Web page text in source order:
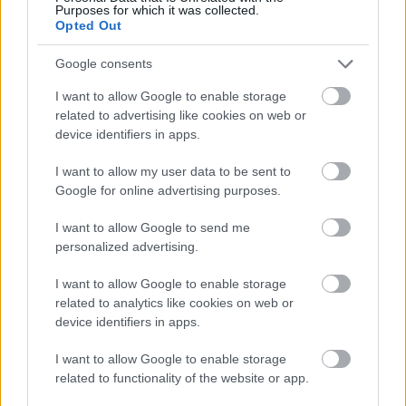
Purposes for which it was collected.
Opted Out
Google consents
I want to allow Google to enable storage
related to advertising like cookies on web or
device identifiers in apps.
I want to allow my user data to be sent to
Google for online advertising purposes.
I want to allow Google to send me
personalized advertising.
I want to allow Google to enable storage
related to analytics like cookies on web or
device identifiers in apps.
I want to allow Google to enable storage
related to functionality of the website or app.
Komisk stor størrelse
Uploader stadig... ;-)
Billedbeskrivelse
Illustrationen skildrer en dramatisk anime-lignende
kamp, der foregår dybt inde i de underjordiske
ruiner af Siofra-akvædukten, et sted badet i koldt
blåt lys og drivende støvpartikler, der ligner
faldende stjernestøv. I forgrunden springer
Tarnished frem fra venstre, iklædt de slanke,
skyggefulde plader fra Black Knife-rustningen.
Rustningen er kantet og snigmorderlignende, dens
detaljer, der fanger hulens omgivende glød.
Krigerens hætteklædte hjelm skjuler deres ansigt,